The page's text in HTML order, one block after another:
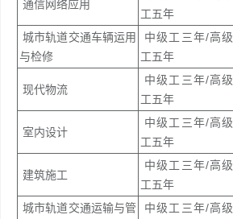
通信网络应用
工五年
城市轨道交通车辆运用
与检修
中级工三年/高级
工五年
现代物流
中级工三年/高级
工五年
室内设计
中级工三年/高级
工五年
建筑施工
中级工三年/高级
工五年
城市轨道交通运输与管
中级工三年/高级